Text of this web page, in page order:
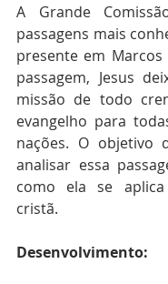
A Grande
passagens mais
presente em Marcos
passagem, Jesus
missão de todo
evangelho para
nações. O objetivo
analisar essa
como ela se
cristã.
Desenvolvimento: